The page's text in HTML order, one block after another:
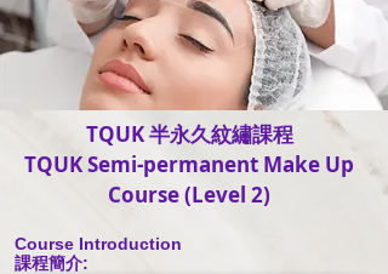
TQUK 半永久紋繡課程
TQUK Semi-permanent Make Up
Course (Level 2)
Course Introduction
課程簡介: